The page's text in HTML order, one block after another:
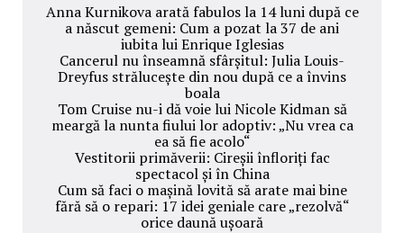
Anna Kurnikova arată fabulos la 14 luni după ce
a născut gemeni: Cum a pozat la 37 de ani
iubita lui Enrique Iglesias
Cancerul nu înseamnă sfârșitul: Julia Louis-
Dreyfus strălucește din nou după ce a învins
boala
Tom Cruise nu-i dă voie lui Nicole Kidman să
meargă la nunta fiului lor adoptiv: „Nu vrea ca
ea să fie acolo“
Vestitorii primăverii: Cireșii înfloriți fac
spectacol și în China
Cum să faci o mașină lovită să arate mai bine
fără să o repari: 17 idei geniale care „rezolvă“
orice daună ușoară